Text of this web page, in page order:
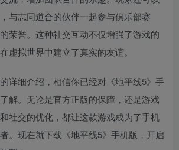
与志同道合的伙伴一起参与俱乐部赛
荣誉。这种社交互动不仅增强了游戏的
虚拟世界中建立了真实的友谊。
详细介绍，相信你已经对《地平线5》手
解。无论是官方正版的保障，还是游戏
社交的优化，都让这款游戏成为了手机
。现在就下载《地平线5》手机版，开启